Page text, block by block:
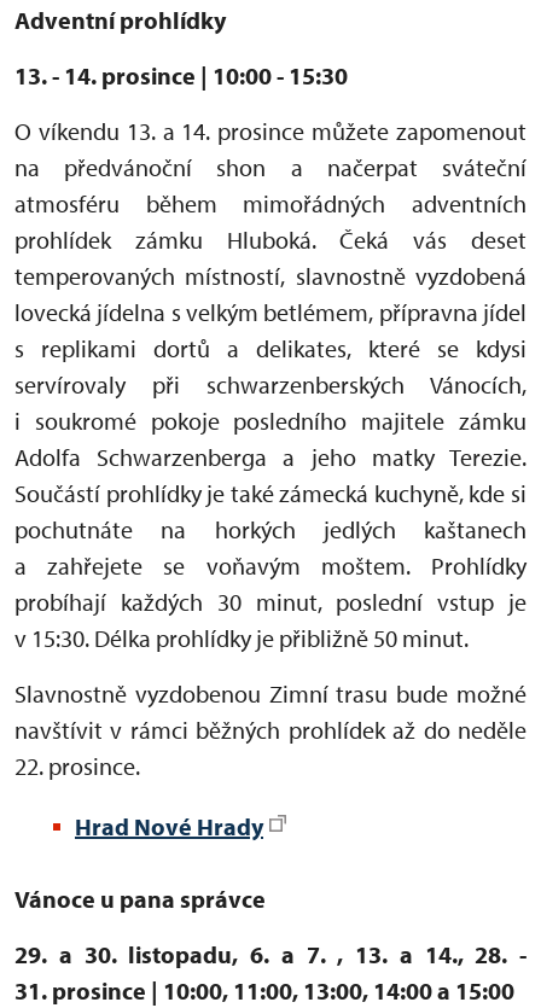
Adventní prohlídky
13. - 14. prosince | 10:00 - 15:30
O víkendu 13. a 14. prosince můžete zapomenout
na předvánoční shon a načerpat sváteční
atmosféru během mimořádných adventních
prohlídek zámku Hluboká. Čeká vás deset
temperovaných místností, slavnostně vyzdobená
lovecká jídelna s velkým betlémem, přípravna jídel
s replikami dortů a delikates, které se kdysi
servírovaly při schwarzenberských Vánocích,
i soukromé pokoje posledního majitele zámku
Adolfa Schwarzenberga a jeho matky Terezie.
Součástí prohlídky je také zámecká kuchyně, kde si
pochutnáte na horkých jedlých kaštanech
a zahřejete se voňavým moštem. Prohlídky
probíhají každých 30 minut, poslední vstup je
v 15:30. Délka prohlídky je přibližně 50 minut.
Slavnostně vyzdobenou Zimní trasu bude možné
navštívit v rámci běžných prohlídek až do neděle
22. prosince.
Hrad Nové Hrady
Vánoce u pana správce
29. a 30. listopadu, 6. a 7. , 13. a 14., 28. -
31. prosince | 10:00, 11:00, 13:00, 14:00 a 15:00